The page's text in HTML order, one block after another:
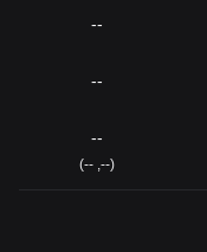
--
--
--
(--, --)